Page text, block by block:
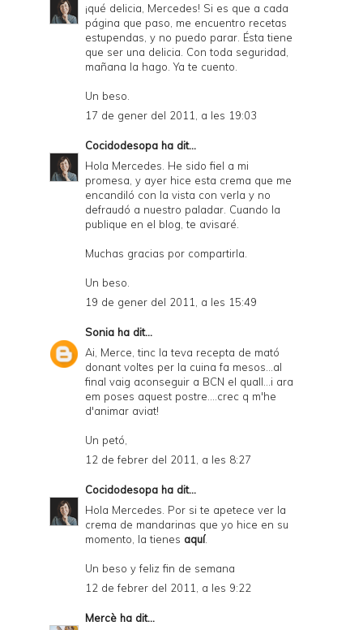
¡qué delicia, Mercedes! Si es que a cada
página que paso, me encuentro recetas
estupendas, y no puedo parar. Ésta tiene
que ser una delicia. Con toda seguridad,
mañana la hago. Ya te cuento.
Un beso.
17 de gener del 2011, a les 19:03
Cocidodesopa ha dit...
Hola Mercedes. He sido fiel a mi
promesa, y ayer hice esta crema que me
encandiló con la vista con verla y no
defraudó a nuestro paladar. Cuando la
publique en el blog, te avisaré.
Muchas gracias por compartirla.
Un beso.
19 de gener del 2011, a les 15:49
Sonia ha dit...
Ai, Merce, tinc la teva recepta de mató
donant voltes per la cuina fa mesos...al
final vaig aconseguir a BCN el quall...i ara
em poses aquest postre....crec q m'he
d'animar aviat!
Un petó,
12 de febrer del 2011, a les 8:27
Cocidodesopa ha dit...
Hola Mercedes. Por si te apetece ver la
crema de mandarinas que yo hice en su
momento, la tienes aquí.
Un beso y feliz fin de semana
12 de febrer del 2011, a les 9:22
Mercè ha dit...